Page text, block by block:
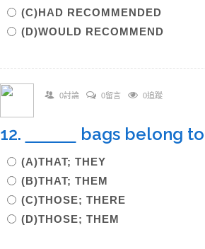
(C)HAD RECOMMENDED
(D)WOULD RECOMMEND
0討論 0留言 0追蹤
12. bags belong to
(A)THAT; THEY
(B)THAT; THEM
(C)THOSE; THERE
(D)THOSE; THEM